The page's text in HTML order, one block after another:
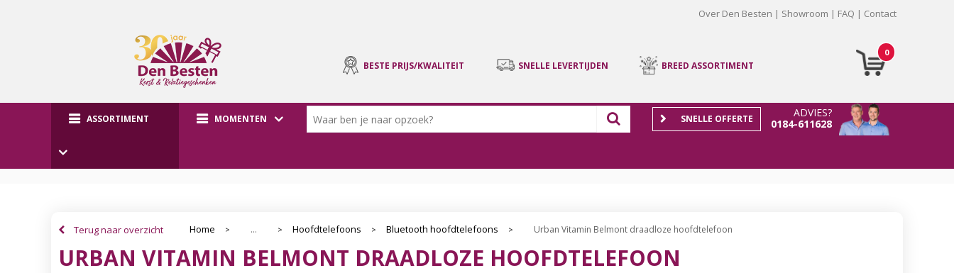
Over Den Besten Showroom FAQ Contact
0
BESTE PRIJS/KWALITEIT SNELLE LEVERTIJDEN BREED ASSORTIMENT
ASSORTIMENT MOMENTEN
ADVIES?
0184-611628
SNELLE OFFERTE
Terug naar overzicht Home > ... > Hoofdtelefoons > Bluetooth hoofdtelefoons > Urban Vitamin Belmont draadloze hoofdtelefoon
URBAN VITAMIN BELMONT DRAADLOZE HOOFDTELEFOON